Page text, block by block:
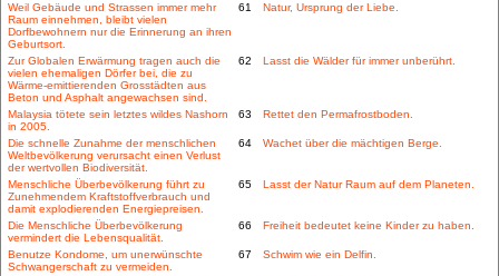
Weil Gebäude und Strassen immer mehr
Raum einnehmen, bleibt vielen
Dorfbewohnern nur die Erinnerung an ihren
Geburtsort.
61 Natur, Ursprung der Liebe.
Zur Globalen Erwärmung tragen auch die
vielen ehemaligen Dörfer bei, die zu
Wärme-emittierenden Grosstädten aus
Beton und Asphalt angewachsen sind.
62 Lasst die Wälder für immer unberührt.
Malaysia tötete sein letztes wildes Nashorn
in 2005.
63 Rettet den Permafrostboden.
Die schnelle Zunahme der menschlichen
Weltbevölkerung verursacht einen Verlust
der wertvollen Biodiversität.
64 Wachet über die mächtigen Berge.
Menschliche Überbevölkerung führt zu
Zunehmendem Kraftstoffverbrauch und
damit explodierenden Energiepreisen.
65 Lasst der Natur Raum auf dem Planeten.
Die Menschliche Überbevölkerung
vermindert die Lebensqualität.
66 Freiheit bedeutet keine Kinder zu haben.
Benutze Kondome, um unerwünschte
Schwangerschaft zu vermeiden.
67 Schwim wie ein Delfin.